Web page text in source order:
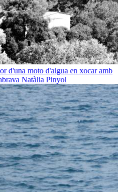
d'una moto d'aigua en xocar amb
Natàlia Pinyol